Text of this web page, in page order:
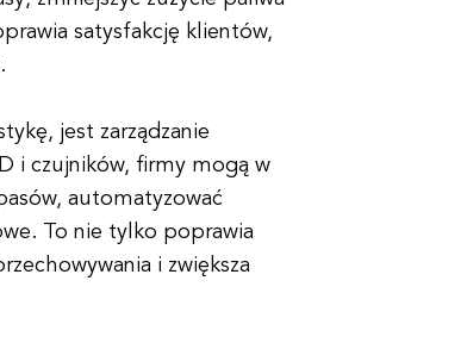
satysfakcję klientów,
jest zarządzanie
i czujników, firmy mogą w
automatyzować
To nie tylko poprawia
i zwiększa